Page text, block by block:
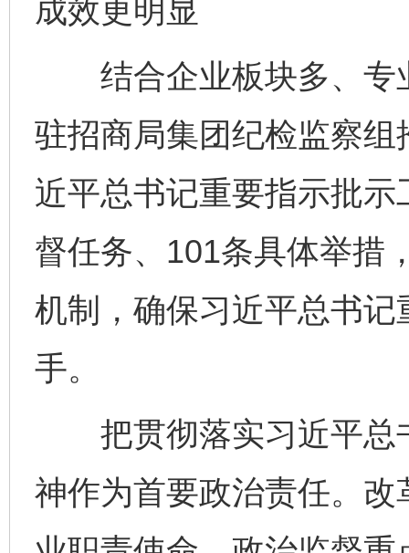
成效更明显
结合企业板块多、专
驻招商局集团纪检监察
近平总书记重要指示批
督任务、101条具体举措
机制，确保习近平总书
手。
把贯彻落实习近平总
神作为首要政治责任。